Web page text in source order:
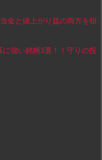
金と値上がり益の両方を狙
に強い銘柄3選！！守りの投